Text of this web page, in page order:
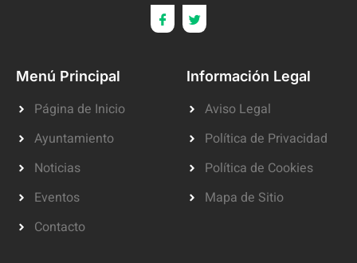
Menú Principal
Página de Inicio
Ayuntamiento
Noticias
Eventos
Contacto
Información Legal
Aviso Legal
Política de Privacidad
Política de Cookies
Mapa de Sitio